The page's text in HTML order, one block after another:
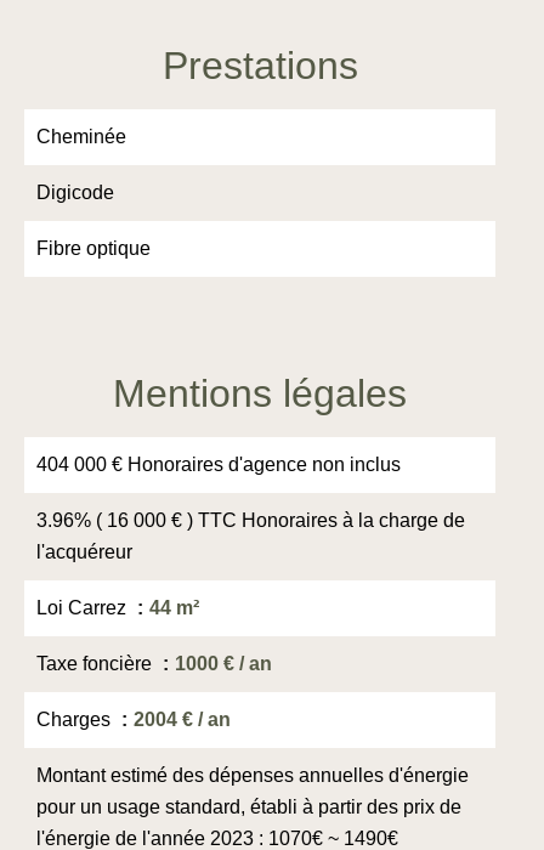
Prestations
Cheminée
Digicode
Fibre optique
Mentions légales
404 000 € Honoraires d'agence non inclus
3.96% ( 16 000 € ) TTC Honoraires à la charge de
l'acquéreur
Loi Carrez 44 m²
Taxe foncière 1000 € / an
Charges 2004 € / an
Montant estimé des dépenses annuelles d'énergie
pour un usage standard, établi à partir des prix de
l'énergie de l'année 2023 : 1070€ ~ 1490€